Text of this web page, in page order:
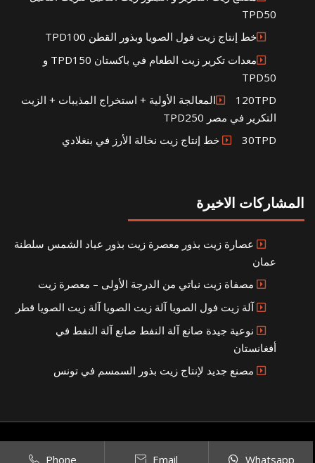
TPD50
خط إنتاج زيت فول الصويا وبذور القطن TPD100
معدات تكرير زيت الطعام في باكستان TPD150 و
TPD50
120TPDالمعالجة الأولية + استخراج المذيبات + الزيت
التكرير في مصر TPD250
30TPD خط إنتاج زيت نخالة الأرز في بنغلادي
المشاركات الاخيرة
عصارة زيت بذور معصرة زيت بذور عباد الشمس سلطنة
عمان
مصفاة زيت نباتي من الدرجة الأولى – معصرة زيت
آلة زيت فول الصويا آلة زيت الصويا آلة زيت الصويا قطر
نوعية جيدة صانع آلة النفط صانع آلة النفط في
أفغانستان
مصنع جديد لإنتاج زيت بذور السمسم في تونس
Phone Email Whatsapp